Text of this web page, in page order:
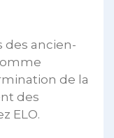
des ancien-
de la
des
ELO.